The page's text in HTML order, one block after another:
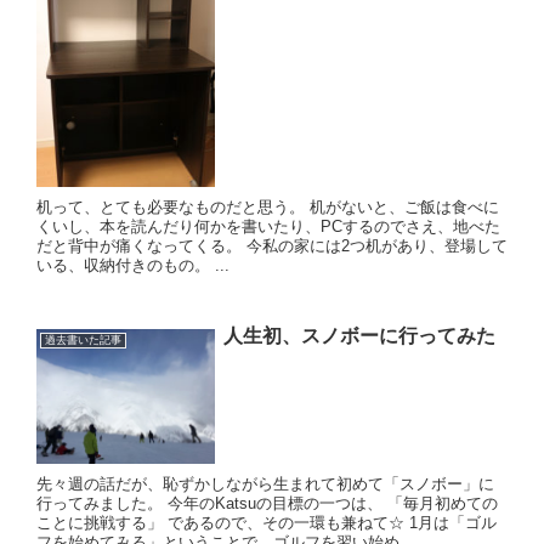
机って、とても必要なものだと思う。 机がないと、ご飯は食べに
くいし、本を読んだり何かを書いたり、PCするのでさえ、地べた
だと背中が痛くなってくる。 今私の家には2つ机があり、登場して
いる、収納付きのもの。 ...
過去書いた記事 人生初、スノボーに行ってみた
先々週の話だが、恥ずかしながら生まれて初めて「スノボー」に
行ってみました。 今年のKatsuの目標の一つは、 「毎月初めての
ことに挑戦する」 であるので、その一環も兼ねて☆ 1月は「ゴル